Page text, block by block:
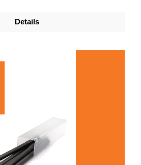
Details